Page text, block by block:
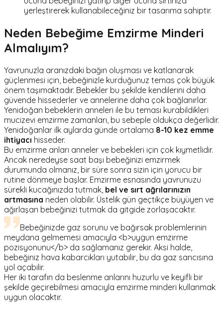
yerleştirerek kullanabileceğiniz bir tasarıma sahiptir.
Neden Bebeğime Emzirme Minderi
Almalıyım?
Yavrunuzla aranızdaki bağın oluşması ve katlanarak
güçlenmesi için, bebeğinizle kurduğunuz temas çok büyük
önem taşımaktadır. Bebekler bu şekilde kendilerini daha
güvende hissederler ve annelerine daha çok bağlanırlar.
Yenidoğan bebeklerin anneleri ile bu teması kurabildikleri
mucizevi emzirme zamanları, bu sebeple oldukça değerlidir.
Yenidoğanlar ilk aylarda günde ortalama 8-10 kez emme
ihtiyacı hisseder.
Bu emzirme anları anneler ve bebekleri için çok kıymetlidir.
Ancak neredeyse saat başı bebeğinizi emzirmek
durumunda olmanız, bir süre sonra sizin için yorucu bir
rutine dönmeye başlar. Emzirme esnasında yavrunuzu
sürekli kucağınızda tutmak, bel ve sırt ağrılarınızın
artmasına neden olabilir. Üstelik gün geçtikçe büyüyen ve
ağırlaşan bebeğinizi tutmak da gitgide zorlaşacaktır.
Bebeğinizde gaz sorunu ve bağırsak problemlerinin
meydana gelmemesi amacıyla <b>uygun emzirme
pozisyonunu</b> da sağlamanız gerekir. Aksi halde,
bebeğiniz hava kabarcıkları yutabilir, bu da gaz sancısına
yol açabilir.
Her iki tarafın da beslenme anlarını huzurlu ve keyifli bir
şekilde geçirebilmesi amacıyla emzirme minderi kullanmak
uygun olacaktır.